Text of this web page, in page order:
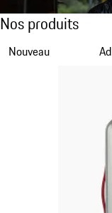
Nos produits
Nos produits
Nouveau
Diapositive 1 sur 7